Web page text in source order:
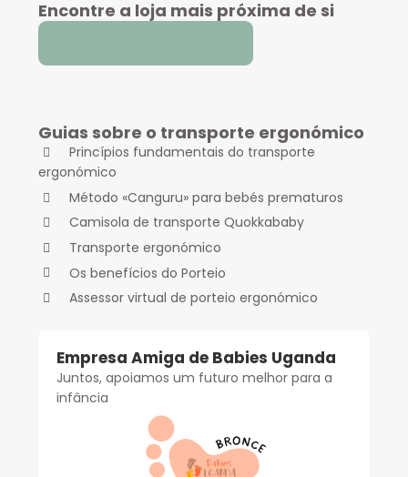
Encontre a loja mais próxima de si
Guias sobre o transporte ergonómico
Princípios fundamentais do transporte
ergonómico
Método «Canguru» para bebés prematuros
Camisola de transporte Quokkababy
Transporte ergonómico
Os benefícios do Porteio
Assessor virtual de porteio ergonómico
Empresa Amiga de Babies Uganda
Juntos, apoiamos um futuro melhor para a
infância